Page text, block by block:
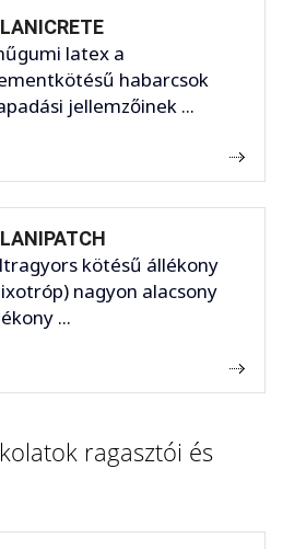
latex a
habarcsok
jellemzőinek ...
kötésű állékony
nagyon alacsony
...
ragasztói és